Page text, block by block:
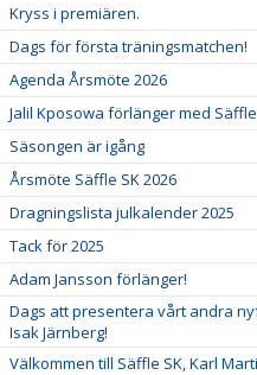
Kryss i premiären.
Dags för första träningsmatchen!
Agenda Årsmöte 2026
Jalil Kposowa förlänger med Säffle
Säsongen är igång
Årsmöte Säffle SK 2026
Dragningslista julkalender 2025
Tack för 2025
Adam Jansson förlänger!
Dags att presentera vårt andra
Isak Järnberg!
Välkommen till Säffle SK, Karl